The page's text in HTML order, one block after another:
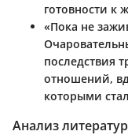
готовности к
«Пока не
последствия
отношений,
которыми
Анализ